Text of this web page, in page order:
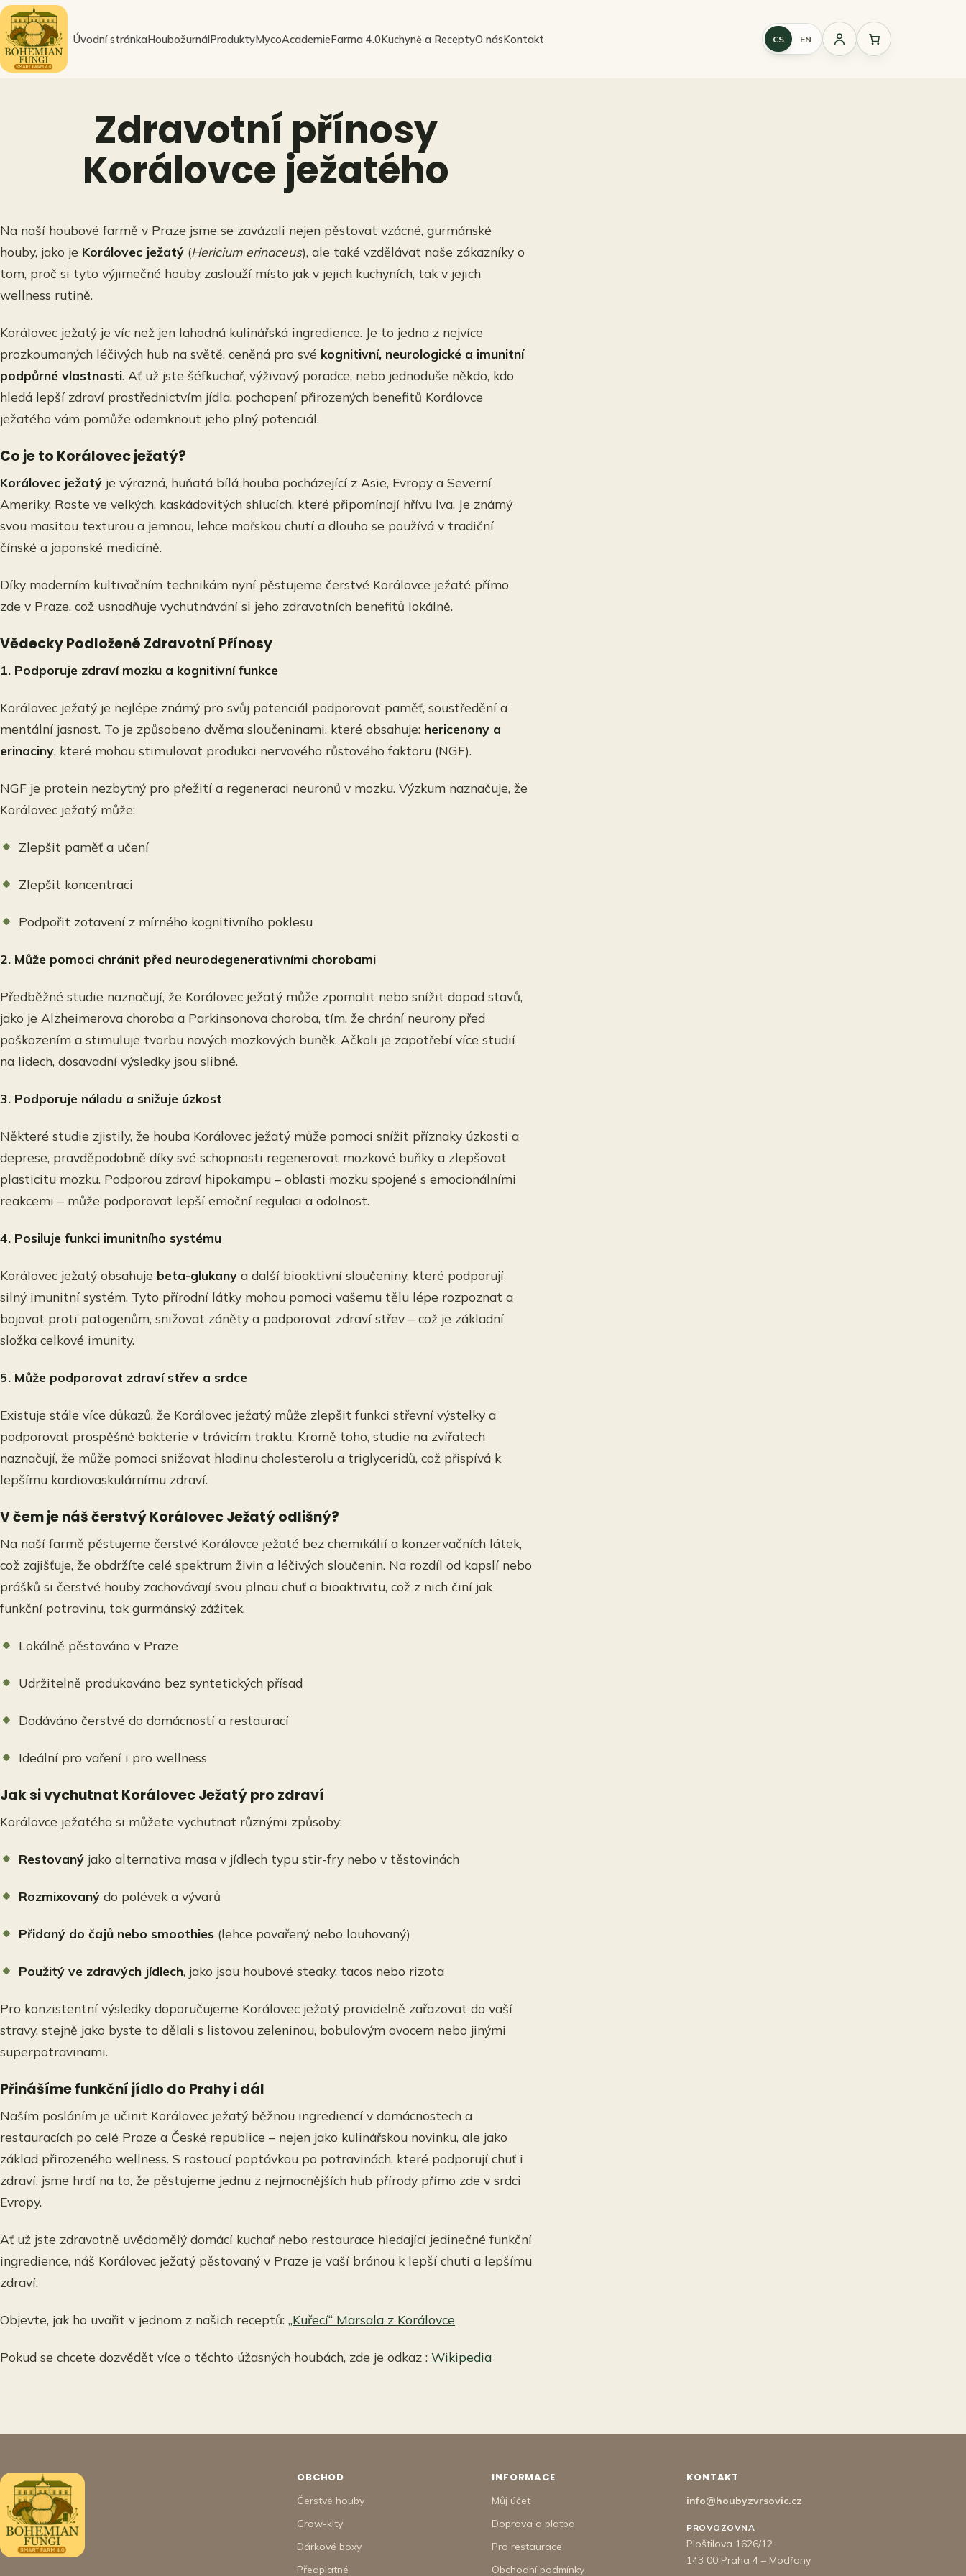
Přeskočit
na
obsah
Úvodní stránkaHoubožurnálProduktyMycoAcademieFarma 4.0Kuchyně a ReceptyO násKontakt CS EN
Přihlášení
Zdravotní přínosy
Korálovce ježatého
Na naší houbové farmě v Praze jsme se zavázali nejen pěstovat vzácné, gurmánské
houby, jako je Korálovec ježatý (Hericium erinaceus), ale také vzdělávat naše zákazníky o
tom, proč si tyto výjimečné houby zaslouží místo jak v jejich kuchyních, tak v jejich
wellness rutině.
Korálovec ježatý je víc než jen lahodná kulinářská ingredience. Je to jedna z nejvíce
prozkoumaných léčivých hub na světě, ceněná pro své kognitivní, neurologické a imunitní
podpůrné vlastnosti. Ať už jste šéfkuchař, výživový poradce, nebo jednoduše někdo, kdo
hledá lepší zdraví prostřednictvím jídla, pochopení přirozených benefitů Korálovce
ježatého vám pomůže odemknout jeho plný potenciál.
Co je to Korálovec ježatý?
Korálovec ježatý je výrazná, huňatá bílá houba pocházející z Asie, Evropy a Severní
Ameriky. Roste ve velkých, kaskádovitých shlucích, které připomínají hřívu lva. Je známý
svou masitou texturou a jemnou, lehce mořskou chutí a dlouho se používá v tradiční
čínské a japonské medicíně.
Díky moderním kultivačním technikám nyní pěstujeme čerstvé Korálovce ježaté přímo
zde v Praze, což usnadňuje vychutnávání si jeho zdravotních benefitů lokálně.
Vědecky Podložené Zdravotní Přínosy
1. Podporuje zdraví mozku a kognitivní funkce
Korálovec ježatý je nejlépe známý pro svůj potenciál podporovat paměť, soustředění a
mentální jasnost. To je způsobeno dvěma sloučeninami, které obsahuje: hericenony a
erinaciny, které mohou stimulovat produkci nervového růstového faktoru (NGF).
NGF je protein nezbytný pro přežití a regeneraci neuronů v mozku. Výzkum naznačuje, že
Korálovec ježatý může:
Zlepšit paměť a učení
Zlepšit koncentraci
Podpořit zotavení z mírného kognitivního poklesu
2. Může pomoci chránit před neurodegenerativními chorobami
Předběžné studie naznačují, že Korálovec ježatý může zpomalit nebo snížit dopad stavů,
jako je Alzheimerova choroba a Parkinsonova choroba, tím, že chrání neurony před
poškozením a stimuluje tvorbu nových mozkových buněk. Ačkoli je zapotřebí více studií
na lidech, dosavadní výsledky jsou slibné.
3. Podporuje náladu a snižuje úzkost
Některé studie zjistily, že houba Korálovec ježatý může pomoci snížit příznaky úzkosti a
deprese, pravděpodobně díky své schopnosti regenerovat mozkové buňky a zlepšovat
plasticitu mozku. Podporou zdraví hipokampu – oblasti mozku spojené s emocionálními
reakcemi – může podporovat lepší emoční regulaci a odolnost.
4. Posiluje funkci imunitního systému
Korálovec ježatý obsahuje beta-glukany a další bioaktivní sloučeniny, které podporují
silný imunitní systém. Tyto přírodní látky mohou pomoci vašemu tělu lépe rozpoznat a
bojovat proti patogenům, snižovat záněty a podporovat zdraví střev – což je základní
složka celkové imunity.
5. Může podporovat zdraví střev a srdce
Existuje stále více důkazů, že Korálovec ježatý může zlepšit funkci střevní výstelky a
podporovat prospěšné bakterie v trávicím traktu. Kromě toho, studie na zvířatech
naznačují, že může pomoci snižovat hladinu cholesterolu a triglyceridů, což přispívá k
lepšímu kardiovaskulárnímu zdraví.
V čem je náš čerstvý Korálovec Ježatý odlišný?
Na naší farmě pěstujeme čerstvé Korálovce ježaté bez chemikálií a konzervačních látek,
což zajišťuje, že obdržíte celé spektrum živin a léčivých sloučenin. Na rozdíl od kapslí nebo
prášků si čerstvé houby zachovávají svou plnou chuť a bioaktivitu, což z nich činí jak
funkční potravinu, tak gurmánský zážitek.
Lokálně pěstováno v Praze
Udržitelně produkováno bez syntetických přísad
Dodáváno čerstvé do domácností a restaurací
Ideální pro vaření i pro wellness
Jak si vychutnat Korálovec Ježatý pro zdraví
Korálovce ježatého si můžete vychutnat různými způsoby:
Restovaný jako alternativa masa v jídlech typu stir-fry nebo v těstovinách
Rozmixovaný do polévek a vývarů
Přidaný do čajů nebo smoothies (lehce povařený nebo louhovaný)
Použitý ve zdravých jídlech, jako jsou houbové steaky, tacos nebo rizota
Pro konzistentní výsledky doporučujeme Korálovec ježatý pravidelně zařazovat do vaší
stravy, stejně jako byste to dělali s listovou zeleninou, bobulovým ovocem nebo jinými
superpotravinami.
Přinášíme funkční jídlo do Prahy i dál
Naším posláním je učinit Korálovec ježatý běžnou ingrediencí v domácnostech a
restauracích po celé Praze a České republice – nejen jako kulinářskou novinku, ale jako
základ přirozeného wellness. S rostoucí poptávkou po potravinách, které podporují chuť i
zdraví, jsme hrdí na to, že pěstujeme jednu z nejmocnějších hub přírody přímo zde v srdci
Evropy.
Ať už jste zdravotně uvědomělý domácí kuchař nebo restaurace hledající jedinečné funkční
ingredience, náš Korálovec ježatý pěstovaný v Praze je vaší bránou k lepší chuti a lepšímu
zdraví.
Objevte, jak ho uvařit v jednom z našich receptů: „Kuřecí“ Marsala z Korálovce
Pokud se chcete dozvědět více o těchto úžasných houbách, zde je odkaz : Wikipedia
OBCHOD
Čerstvé houby
Grow-kity
Dárkové boxy
Předplatné
INFORMACE
Můj účet
Doprava a platba
Pro restaurace
Obchodní podmínky
KONTAKT
info@houbyzvrsovic.cz
PROVOZOVNA
Ploštilova 1626/12
143 00 Praha 4 – Modřany